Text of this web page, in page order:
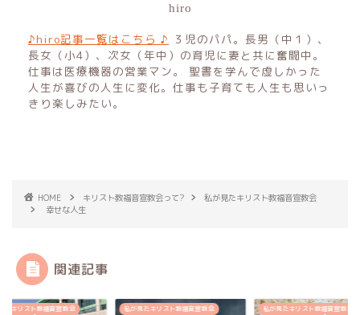
hiro
♪hiro記事一覧はこちら ♪ ３児のパパ。長男（中１）、
長女（小4）、次女（年中）の育児に妻と共に奮闘中。
仕事は医療機器の営業マン。 聖書を学んで虚しかった
人生が喜びの人生に変化。仕事も子育ても人生も思いっ
きり楽しみたい。
HOME キリスト教福音宣教会って?
私が見たキリスト教福音宣教会
幸せな人生
関連記事
たキリスト教福音宣教会 私が見たキリスト教福音宣教会 私が見たキリスト教福音宣教会